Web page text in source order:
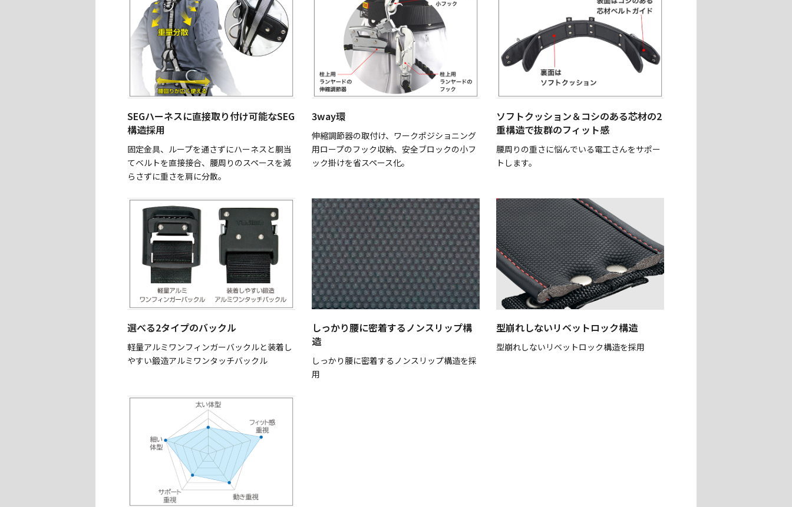
SEGハーネスに直接取り付け可能なSEG
構造採用
固定金具、ループを通さずにハーネスと胴当
てベルトを直接接合、腰周りのスペースを減
らさずに重さを肩に分散。
3way環
伸縮調節器の取付け、ワークポジショニング
用ロープのフック収納、安全ブロックの小フ
ック掛けを省スペース化。
ソフトクッション＆コシのある芯材の2
重構造で抜群のフィット感
腰周りの重さに悩んでいる電工さんをサポー
トします。
選べる2タイプのバックル
軽量アルミワンフィンガーバックルと装着し
やすい鍛造アルミワンタッチバックル
しっかり腰に密着するノンスリップ構
造
しっかり腰に密着するノンスリップ構造を採
用
型崩れしないリベットロック構造
型崩れしないリベットロック構造を採用